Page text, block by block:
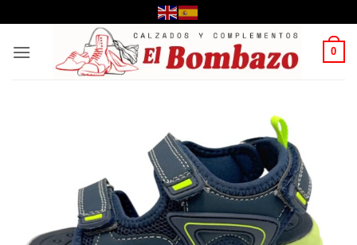
al
contenido
0